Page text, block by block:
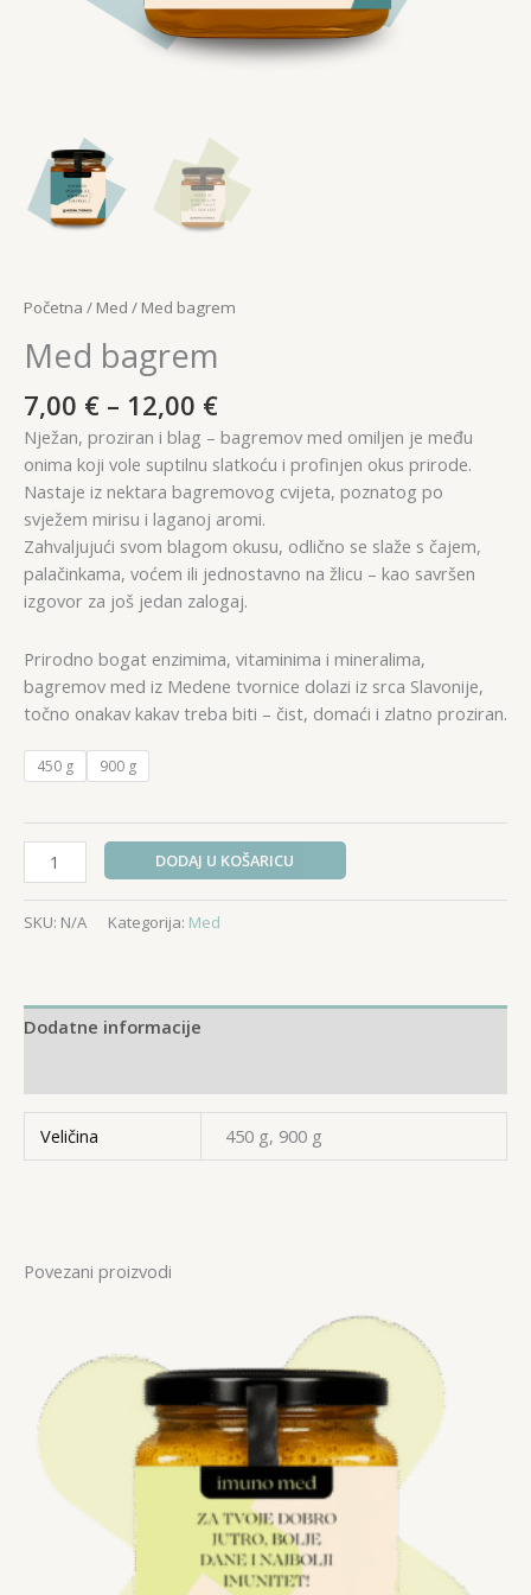
Početna / Med / Med bagrem
Med bagrem
7,00 € – 12,00 €Raspon
cijena:
od
7,00 €
do
12,00 €
Nježan, proziran i blag – bagremov med omiljen je među
onima koji vole suptilnu slatkoću i profinjen okus prirode.
Nastaje iz nektara bagremovog cvijeta, poznatog po
svježem mirisu i laganoj aromi.
Zahvaljujući svom blagom okusu, odlično se slaže s čajem,
palačinkama, voćem ili jednostavno na žlicu – kao savršen
izgovor za još jedan zalogaj.
Prirodno bogat enzimima, vitaminima i mineralima,
bagremov med iz Medene tvornice dolazi iz srca Slavonije,
točno onakav kakav treba biti – čist, domaći i zlatno proziran.
450 g 900 g
Med
bagrem
količina
DODAJ U KOŠARICU
SKU: N/A Kategorija: Med
Dodatne informacije
Veličina 450 g, 900 g
Povezani proizvodi